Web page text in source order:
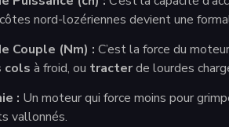
nord-lozériennes devient une
Couple (Nm) : C’est la force du
cols à froid, ou tracterde lourdes
: Un moteur qui force moins pour
vallonnés.